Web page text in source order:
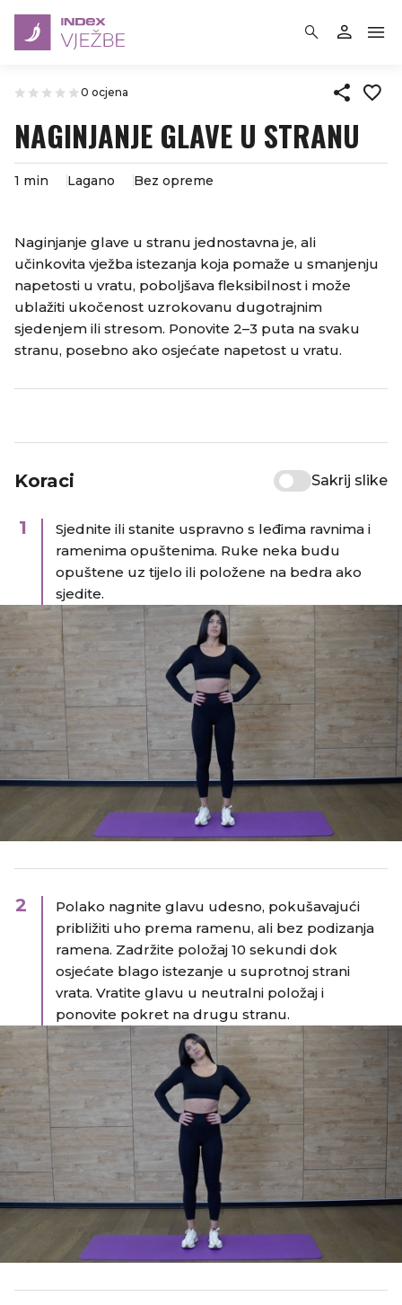
0 ocjena
NAGINJANJE GLAVE U STRANU
1 min Lagano Bez opreme
Naginjanje glave u stranu jednostavna je, ali
učinkovita vježba istezanja koja pomaže u smanjenju
napetosti u vratu, poboljšava fleksibilnost i može
ublažiti ukočenost uzrokovanu dugotrajnim
sjedenjem ili stresom. Ponovite 2–3 puta na svaku
stranu, posebno ako osjećate napetost u vratu.
Koraci Sakrij slike
1
Sjednite ili stanite uspravno s leđima ravnima i
ramenima opuštenima. Ruke neka budu
opuštene uz tijelo ili položene na bedra ako
sjedite.
2
Polako nagnite glavu udesno, pokušavajući
približiti uho prema ramenu, ali bez podizanja
ramena. Zadržite položaj 10 sekundi dok
osjećate blago istezanje u suprotnoj strani
vrata. Vratite glavu u neutralni položaj i
ponovite pokret na drugu stranu.